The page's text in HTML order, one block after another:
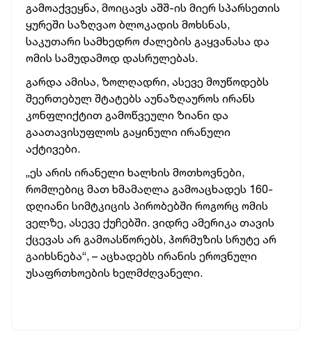
გამოაქვეყნა, მოიცავს აშშ-ის მიერ სპარსეთის
ყურეში საზღვაო ბლოკადის მოხსნას,
საკუთარი სამხედრო ძალების გაყვანასა და
ომის სამუდამოდ დასრულებას.
გარდა ამისა, ზოლღადრი, ასევე მოუწოდებს
შეერთებულ შტატებს აუნაზღაუროს ირანს
კონფლიქტით გამოწვეული ზიანი და
გაათავისუფლოს გაყინული ირანული
აქტივები.
„ეს არის ირანელი ხალხის მოთხოვნები,
რომლებიც მათ ხმამაღლა გამოაცხადეს 160-
დღიანი სიმტკიცის პირობებში როგორც ომის
ველზე, ასევე ქუჩებში. ვიდრე ამერიკა თავის
ქცევას არ გამოასწორებს, ჰორმუზის სრუტე არ
გაიხსნება“, – აცხადებს ირანის ეროვნული
უსაფრთხოების ხელმძღვანელი.